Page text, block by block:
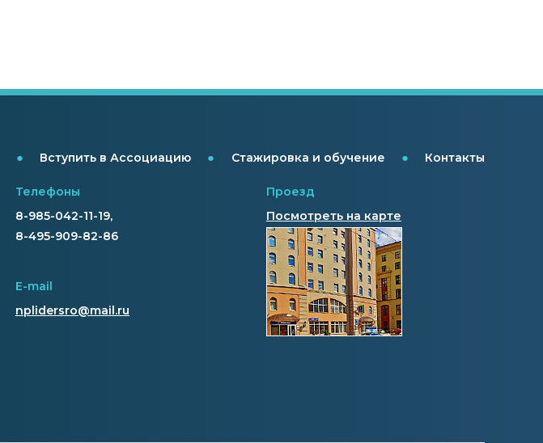
● Вступить в Ассоциацию ● Стажировка и обучение ● Контакты
Телефоны
8-985-042-11-19,
8-495-909-82-86
E-mail
nplidersro@mail.ru
Проезд
Посмотреть на карте